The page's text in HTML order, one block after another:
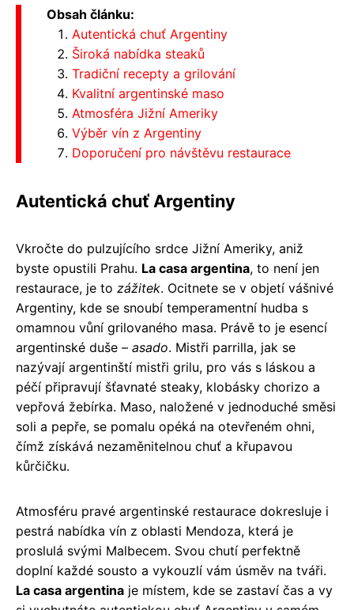
Obsah článku:
Autentická chuť Argentiny
Široká nabídka steaků
Tradiční recepty a grilování
Kvalitní argentinské maso
Atmosféra Jižní Ameriky
Výběr vín z Argentiny
Doporučení pro návštěvu restaurace
Autentická chuť Argentiny
Vkročte do pulzujícího srdce Jižní Ameriky, aniž
byste opustili Prahu. La casa argentina, to není jen
restaurace, je to zážitek. Ocitnete se v objetí vášnivé
Argentiny, kde se snoubí temperamentní hudba s
omamnou vůní grilovaného masa. Právě to je esencí
argentinské duše – asado. Mistři parrilla, jak se
nazývají argentinští mistři grilu, pro vás s láskou a
péčí připravují šťavnaté steaky, klobásky chorizo a
vepřová žebírka. Maso, naložené v jednoduché směsi
soli a pepře, se pomalu opéká na otevřeném ohni,
čímž získává nezaměnitelnou chuť a křupavou
kůrčičku.
Atmosféru pravé argentinské restaurace dokresluje i
pestrá nabídka vín z oblasti Mendoza, která je
proslulá svými Malbecem. Svou chutí perfektně
doplní každé sousto a vykouzlí vám úsměv na tváři.
La casa argentina je místem, kde se zastaví čas a vy